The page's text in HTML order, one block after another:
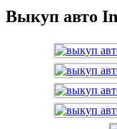
Выкуп авто